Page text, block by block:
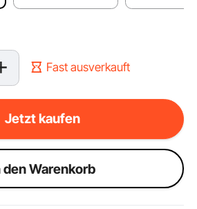
Fast ausverkauft
Jetzt kaufen
den Warenkorb